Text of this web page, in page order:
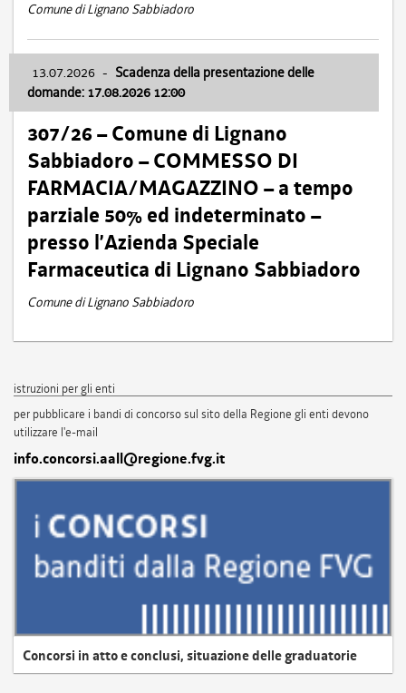
Comune di Lignano Sabbiadoro
13.07.2026 - Scadenza della presentazione delle
domande: 17.08.2026 12:00
307/26 – Comune di Lignano
Sabbiadoro – COMMESSO DI
FARMACIA/MAGAZZINO – a tempo
parziale 50% ed indeterminato –
presso l’Azienda Speciale
Farmaceutica di Lignano Sabbiadoro
Comune di Lignano Sabbiadoro
istruzioni per gli enti
per pubblicare i bandi di concorso sul sito della Regione gli enti devono
utilizzare l'e-mail
info.concorsi.aall@regione.fvg.it
Concorsi in atto e conclusi, situazione delle graduatorie